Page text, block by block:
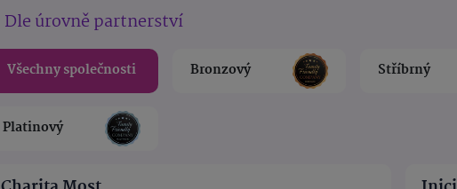
Dle úrovně partnerství
Všechny společnosti Bronzový Stříbrný
Platinový